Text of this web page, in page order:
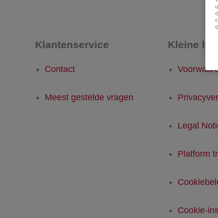
Klantenservice
Contact
Meest gestelde vragen
Kleine
Legal
Platform
Cookie-